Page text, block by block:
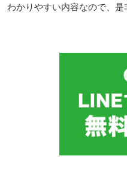
わかりやすい内容なので、是